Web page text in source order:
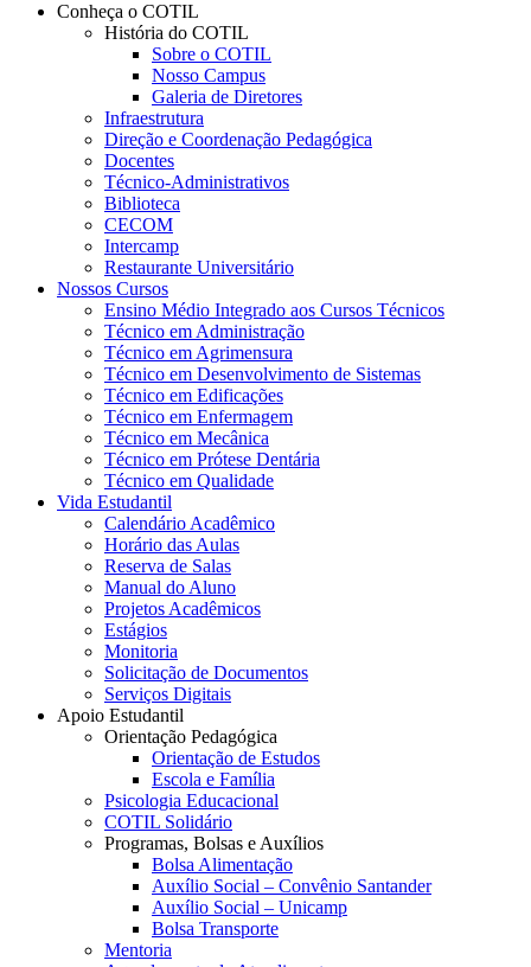
Conheça o COTIL
História do COTIL
Sobre o COTIL
Nosso Campus
Galeria de Diretores
Infraestrutura
Direção e Coordenação Pedagógica
Docentes
Técnico-Administrativos
Biblioteca
CECOM
Intercamp
Restaurante Universitário
Nossos Cursos
Ensino Médio Integrado aos Cursos Técnicos
Técnico em Administração
Técnico em Agrimensura
Técnico em Desenvolvimento de Sistemas
Técnico em Edificações
Técnico em Enfermagem
Técnico em Mecânica
Técnico em Prótese Dentária
Técnico em Qualidade
Vida Estudantil
Calendário Acadêmico
Horário das Aulas
Reserva de Salas
Manual do Aluno
Projetos Acadêmicos
Estágios
Monitoria
Solicitação de Documentos
Serviços Digitais
Apoio Estudantil
Orientação Pedagógica
Orientação de Estudos
Escola e Família
Psicologia Educacional
COTIL Solidário
Programas, Bolsas e Auxílios
Bolsa Alimentação
Auxílio Social – Convênio Santander
Auxílio Social – Unicamp
Bolsa Transporte
Mentoria